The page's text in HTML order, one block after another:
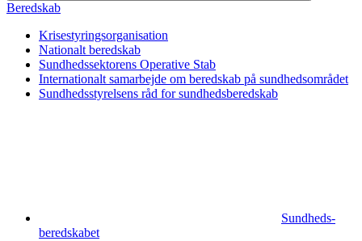
Beredskab
Krisestyrings­organisation
Nationalt beredskab
Sundhedssektorens Operative Stab
Internationalt samarbejde om beredskab på sundhedsområdet
Sundhedsstyrelsens råd for sundhedsberedskab
Sundheds­
beredskabet